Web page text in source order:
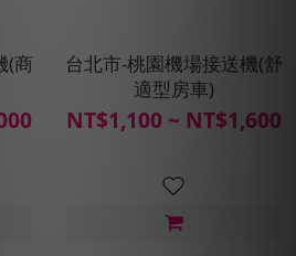
(商
台北市-桃園機場接送機(舒
適型房車)
NT$1,100 ~ NT$1,600